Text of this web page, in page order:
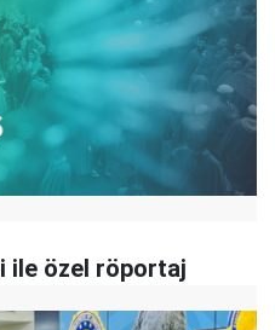
ile özel röportaj